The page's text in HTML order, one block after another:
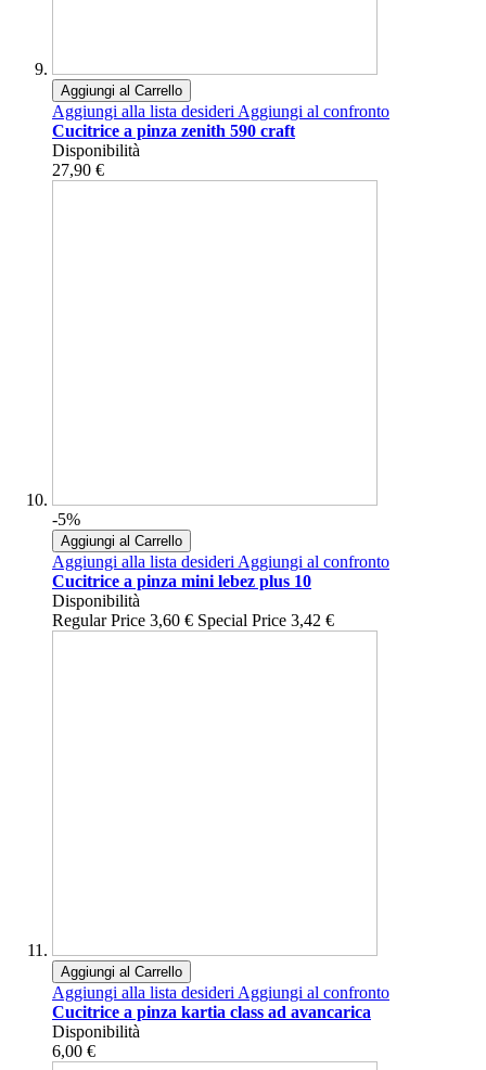
Aggiungi al Carrello
Aggiungi alla lista desideriAggiungi al confronto
Cucitrice a pinza zenith 590 craft
Disponibilità
27,90 €
-5%
Aggiungi al Carrello
Aggiungi alla lista desideriAggiungi al confronto
Cucitrice a pinza mini lebez plus 10
Disponibilità
Regular Price 3,60 € Special Price 3,42 €
Aggiungi al Carrello
Aggiungi alla lista desideriAggiungi al confronto
Cucitrice a pinza kartia class ad avancarica
Disponibilità
6,00 €